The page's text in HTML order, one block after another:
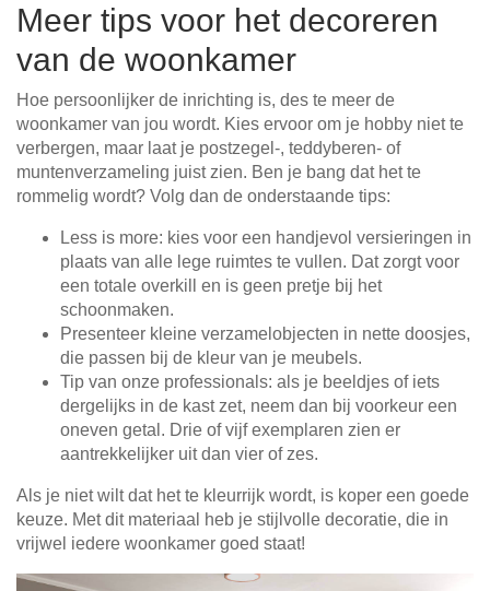
Meer tips voor het decoreren
van de woonkamer
Hoe persoonlijker de inrichting is, des te meer de
woonkamer van jou wordt. Kies ervoor om je hobby niet te
verbergen, maar laat je postzegel-, teddyberen- of
muntenverzameling juist zien. Ben je bang dat het te
rommelig wordt? Volg dan de onderstaande tips:
Less is more: kies voor een handjevol versieringen in
plaats van alle lege ruimtes te vullen. Dat zorgt voor
een totale overkill en is geen pretje bij het
schoonmaken.
Presenteer kleine verzamelobjecten in nette doosjes,
die passen bij de kleur van je meubels.
Tip van onze professionals: als je beeldjes of iets
dergelijks in de kast zet, neem dan bij voorkeur een
oneven getal. Drie of vijf exemplaren zien er
aantrekkelijker uit dan vier of zes.
Als je niet wilt dat het te kleurrijk wordt, is koper een goede
keuze. Met dit materiaal heb je stijlvolle decoratie, die in
vrijwel iedere woonkamer goed staat!